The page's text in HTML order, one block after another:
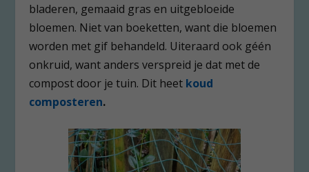
bladeren, gemaaid gras en uitgebloeide
bloemen. Niet van boeketten, want die bloemen
worden met gif behandeld. Uiteraard ook géén
onkruid, want anders verspreid je dat met de
compost door je tuin. Dit heet koud
composteren.